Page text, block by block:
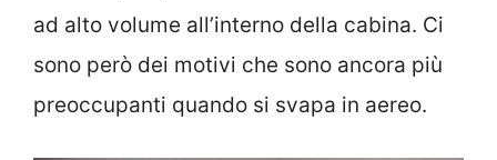
ad alto volume all’interno della cabina. Ci
sono però dei motivi che sono ancora più
preoccupanti quando si svapa in aereo.